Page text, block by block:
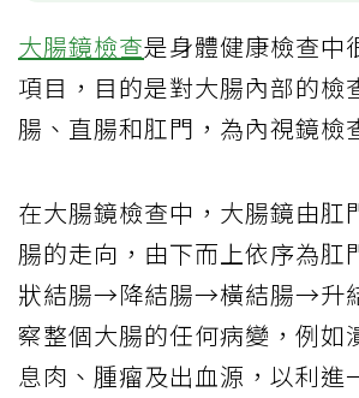
大腸鏡檢查是身體健康檢查中
項目，目的是對大腸內部的檢
腸、直腸和肛門，為內視鏡檢
在大腸鏡檢查中，大腸鏡由肛
腸的走向，由下而上依序為
狀結腸→降結腸→橫結腸→升
察整個大腸的任何病變，例如
息肉、腫瘤及出血源，以利進